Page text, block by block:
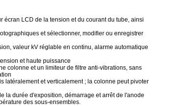
LCD de la tension et du courant du tube, ainsi
et sélectionner, modifier ou enregistrer
valeur kV réglable en continu, alarme automatique
et haute puissance
colonne et un limiteur de filtre anti-vibrations, sans
latéralement et verticalement ; la colonne peut pivoter
la durée d'exposition, démarrage et arrêt de l'anode
des sous-ensembles.